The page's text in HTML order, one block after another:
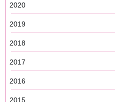
2020
2019
2018
2017
2016
2015